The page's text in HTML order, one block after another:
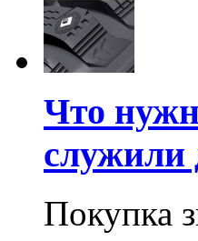
Что
служили
Покупка